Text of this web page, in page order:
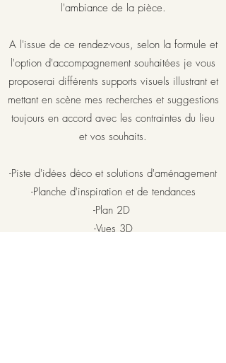
l'ambiance de la pièce.
A l'issue de ce rendez-vous, selon la formule et
l'option d'accompagnement souhaitées je vous
proposerai différents supports visuels illustrant et
mettant en scène mes recherches et suggestions
toujours en accord avec les contraintes du lieu
et vos souhaits.
-Piste d'idées déco et solutions d'aménagement
-Planche d'inspiration et de tendances
-Plan 2D
-Vues 3D